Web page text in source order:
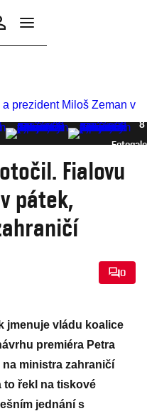
8
Fialovu
pátek,
0
jmenuje vládu koalice
premiéra Petra
na ministra zahraničí
to řekl na tiskové
jednání s